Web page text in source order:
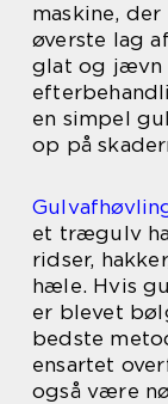
maskine,
øverste lag
glat og jævn
en simpel
op på
et trægulv
ridser,
hæle. Hvis
er blevet
bedste
ensartet
også være